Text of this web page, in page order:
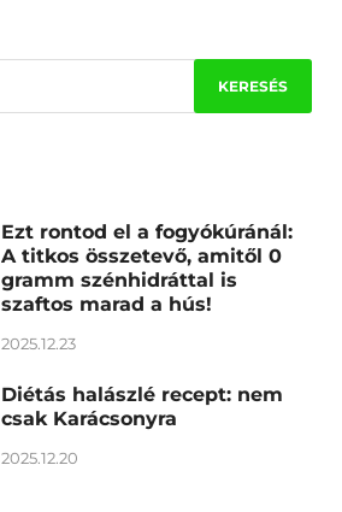
Ezt rontod el a fogyókúránál:
A titkos összetevő, amitől 0
gramm szénhidráttal is
szaftos marad a hús!
2025.12.23
Diétás halászlé recept: nem
csak Karácsonyra
2025.12.20